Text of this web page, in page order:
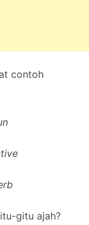
contoh
gitu ajah?